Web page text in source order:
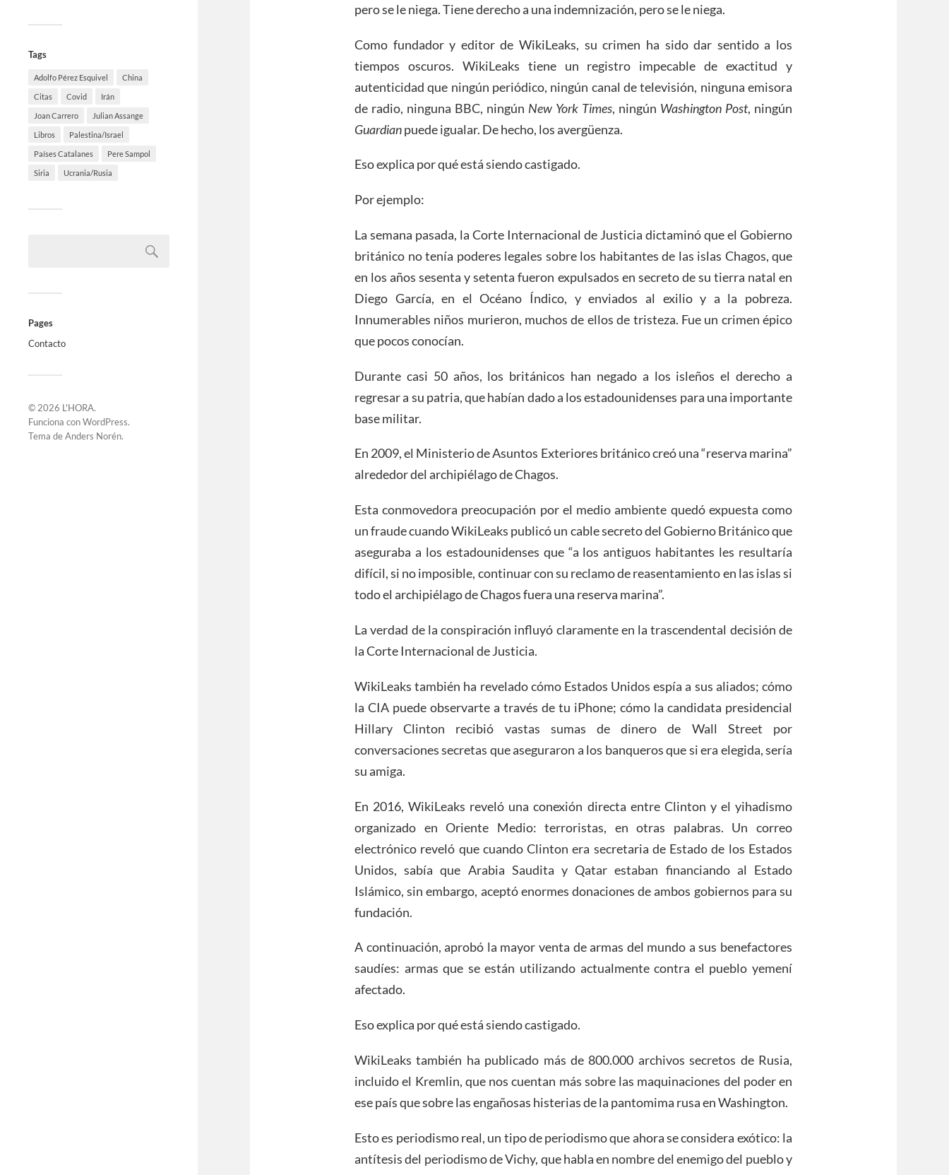
Tags
Adolfo Pérez Esquivel China
Citas Covid Irán
Joan Carrero Julian Assange
Libros Palestina/Israel
Países Catalanes Pere Sampol
Siria Ucrania/Rusia
Pages
Contacto
© 2026 L'HORA.
Funciona conWordPress.
Tema deAnders Norén.
pero se le niega. Tiene derecho a una indemnización, pero se le niega.
Como fundador y editor de WikiLeaks, su crimen ha sido dar sentido a los
tiempos oscuros. WikiLeaks tiene un registro impecable de exactitud y
autenticidad que ningún periódico, ningún canal de televisión, ninguna emisora
de radio, ninguna BBC, ningún New York Times, ningún Washington Post, ningún
Guardianpuede igualar. De hecho, los avergüenza.
Eso explica por qué está siendo castigado.
Por ejemplo:
La semana pasada, la Corte Internacional de Justicia dictaminó que el Gobierno
británico no tenía poderes legales sobre los habitantes de las islas Chagos, que
en los años sesenta y setenta fueron expulsados en secreto de su tierra natal en
Diego García, en el Océano Índico, y enviados al exilio y a la pobreza.
Innumerables niños murieron, muchos de ellos de tristeza. Fue un crimen épico
que pocos conocían.
Durante casi 50 años, los británicos han negado a los isleños el derecho a
regresar a su patria, que habían dado a los estadounidenses para una importante
base militar.
En 2009, el Ministerio de Asuntos Exteriores británico creó una “reserva marina”
alrededor del archipiélago de Chagos.
Esta conmovedora preocupación por el medio ambiente quedó expuesta como
un fraude cuando WikiLeaks publicó un cable secreto del Gobierno Británico que
aseguraba a los estadounidenses que “a los antiguos habitantes les resultaría
difícil, si no imposible, continuar con su reclamo de reasentamiento en las islas si
todo el archipiélago de Chagos fuera una reserva marina”.
La verdad de la conspiración influyó claramente en la trascendental decisión de
la Corte Internacional de Justicia.
WikiLeaks también ha revelado cómo Estados Unidos espía a sus aliados; cómo
la CIA puede observarte a través de tu iPhone; cómo la candidata presidencial
Hillary Clinton recibió vastas sumas de dinero de Wall Street por
conversaciones secretas que aseguraron a los banqueros que si era elegida, sería
su amiga.
En 2016, WikiLeaks reveló una conexión directa entre Clinton y el yihadismo
organizado en Oriente Medio: terroristas, en otras palabras. Un correo
electrónico reveló que cuando Clinton era secretaria de Estado de los Estados
Unidos, sabía que Arabia Saudita y Qatar estaban financiando al Estado
Islámico, sin embargo, aceptó enormes donaciones de ambos gobiernos para su
fundación.
A continuación, aprobó la mayor venta de armas del mundo a sus benefactores
saudíes: armas que se están utilizando actualmente contra el pueblo yemení
afectado.
Eso explica por qué está siendo castigado.
WikiLeaks también ha publicado más de 800.000 archivos secretos de Rusia,
incluido el Kremlin, que nos cuentan más sobre las maquinaciones del poder en
ese país que sobre las engañosas histerias de la pantomima rusa en Washington.
Esto es periodismo real, un tipo de periodismo que ahora se considera exótico: la
antítesis del periodismo de Vichy, que habla en nombre del enemigo del pueblo y